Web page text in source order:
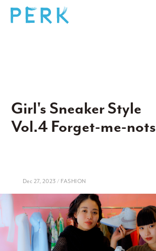
Girl's Sneaker Style
Vol.4 Forget-me-nots
Dec 27, 2023 / FASHION